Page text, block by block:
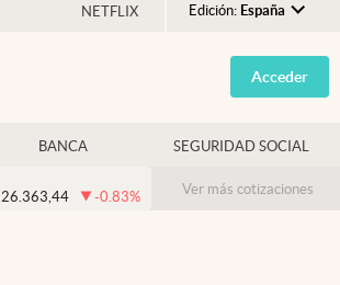
NETFLIX Edición: España
Argentina
España
USA
Colombia
Acceder
BANCA SEGURIDAD SOCIAL
26.363,44 -0.83% Ver más cotizaciones